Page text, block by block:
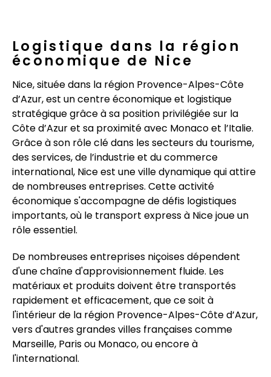
Logistique dans la région
économique de Nice
Nice, située dans la région Provence-Alpes-Côte
d’Azur, est un centre économique et logistique
stratégique grâce à sa position privilégiée sur la
Côte d’Azur et sa proximité avec Monaco et l’Italie.
Grâce à son rôle clé dans les secteurs du tourisme,
des services, de l’industrie et du commerce
international, Nice est une ville dynamique qui attire
de nombreuses entreprises. Cette activité
économique s'accompagne de défis logistiques
importants, où le transport express à Nice joue un
rôle essentiel.
De nombreuses entreprises niçoises dépendent
d'une chaîne d'approvisionnement fluide. Les
matériaux et produits doivent être transportés
rapidement et efficacement, que ce soit à
l'intérieur de la région Provence-Alpes-Côte d’Azur,
vers d'autres grandes villes françaises comme
Marseille, Paris ou Monaco, ou encore à
l'international.